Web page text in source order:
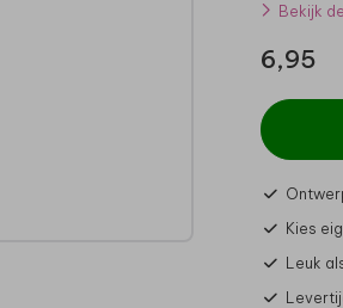
Bekijk
6,95
Kies
Leuk